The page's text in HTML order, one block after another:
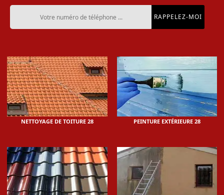
NETTOYAGE DE TOITURE 28 PEINTURE EXTÉRIEURE 28